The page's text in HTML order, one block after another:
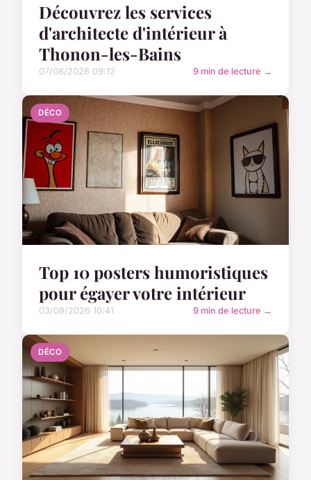
Découvrez les services
d'architecte d'intérieur à
Thonon-les-Bains
07/08/2026 09:12 9 min de lecture →
DÉCO
Top 10 posters humoristiques
pour égayer votre intérieur
03/08/2026 10:41 9 min de lecture →
DÉCO